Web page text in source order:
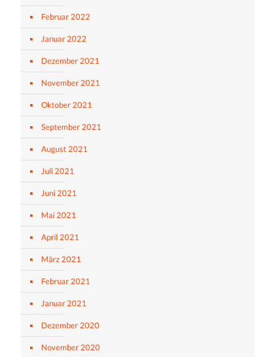
Februar 2022
Januar 2022
Dezember 2021
November 2021
Oktober 2021
September 2021
August 2021
Juli 2021
Juni 2021
Mai 2021
April 2021
März 2021
Februar 2021
Januar 2021
Dezember 2020
November 2020